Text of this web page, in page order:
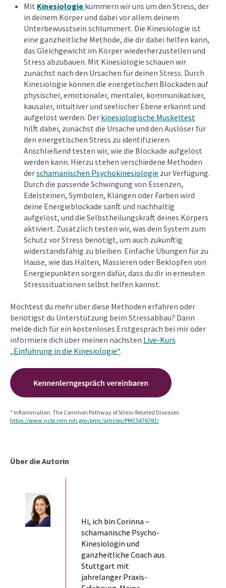
Mit Kinesiologie kümmern wir uns um den Stress, der
in deinem Körper und dabei vor allem deinem
Unterbewusstsein schlummert. Die Kinesiologie ist
eine ganzheitliche Methode, die dir dabei helfen kann,
das Gleichgewicht im Körper wiederherzustellen und
Stress abzubauen. Mit Kinesiologie schauen wir
zunächst nach den Ursachen für deinen Stress. Durch
Kinesiologie können die energetischen Blockaden auf
physischer, emotionaler, mentaler, kommunikativer,
kausaler, intuitiver und seelischer Ebene erkannt und
aufgelöst werden. Der kinesiologische Muskeltest
hilft dabei, zunächst die Ursache und den Auslöser für
den energetischen Stress zu identifizieren.
Anschließend testen wir, wie die Blockade aufgelöst
werden kann. Hierzu stehen verschiedene Methoden
derschamanischen Psychokinesiologie zur Verfügung.
Durch die passende Schwingung von Essenzen,
Edelsteinen, Symbolen, Klängen oder Farben wird
deine Energieblockade sanft und nachhaltig
aufgelöst, und die Selbstheilungskraft deines Körpers
aktiviert. Zusätzlich testen wir, was dein System zum
Schutz vor Stress benötigt, um auch zukünftig
widerstandsfähig zu bleiben. Einfache Übungen für zu
Hause, wie das Halten, Massieren oder Beklopfen von
Energiepunkten sorgen dafür, dass du dir in erneuten
Stresssituationen selbst helfen kannst.
Möchtest du mehr über diese Methoden erfahren oder
benötigst du Unterstützung beim Stressabbau? Dann
melde dich für ein kostenloses Erstgespräch bei mir oder
informiere dich über meinen nächsten Live-Kurs
„Einführung in die Kinesiologie“.
* Inflammation: The Common Pathway of Stress-Related Diseases
https://www.ncbi.nlm.nih.gov/pmc/articles/PMC5476783/
Über die Autorin
Hi, ich bin Corinna –
schamanische Psycho-
Kinesiologin und
ganzheitliche Coach aus
Stuttgart mit
jahrelanger Praxis-